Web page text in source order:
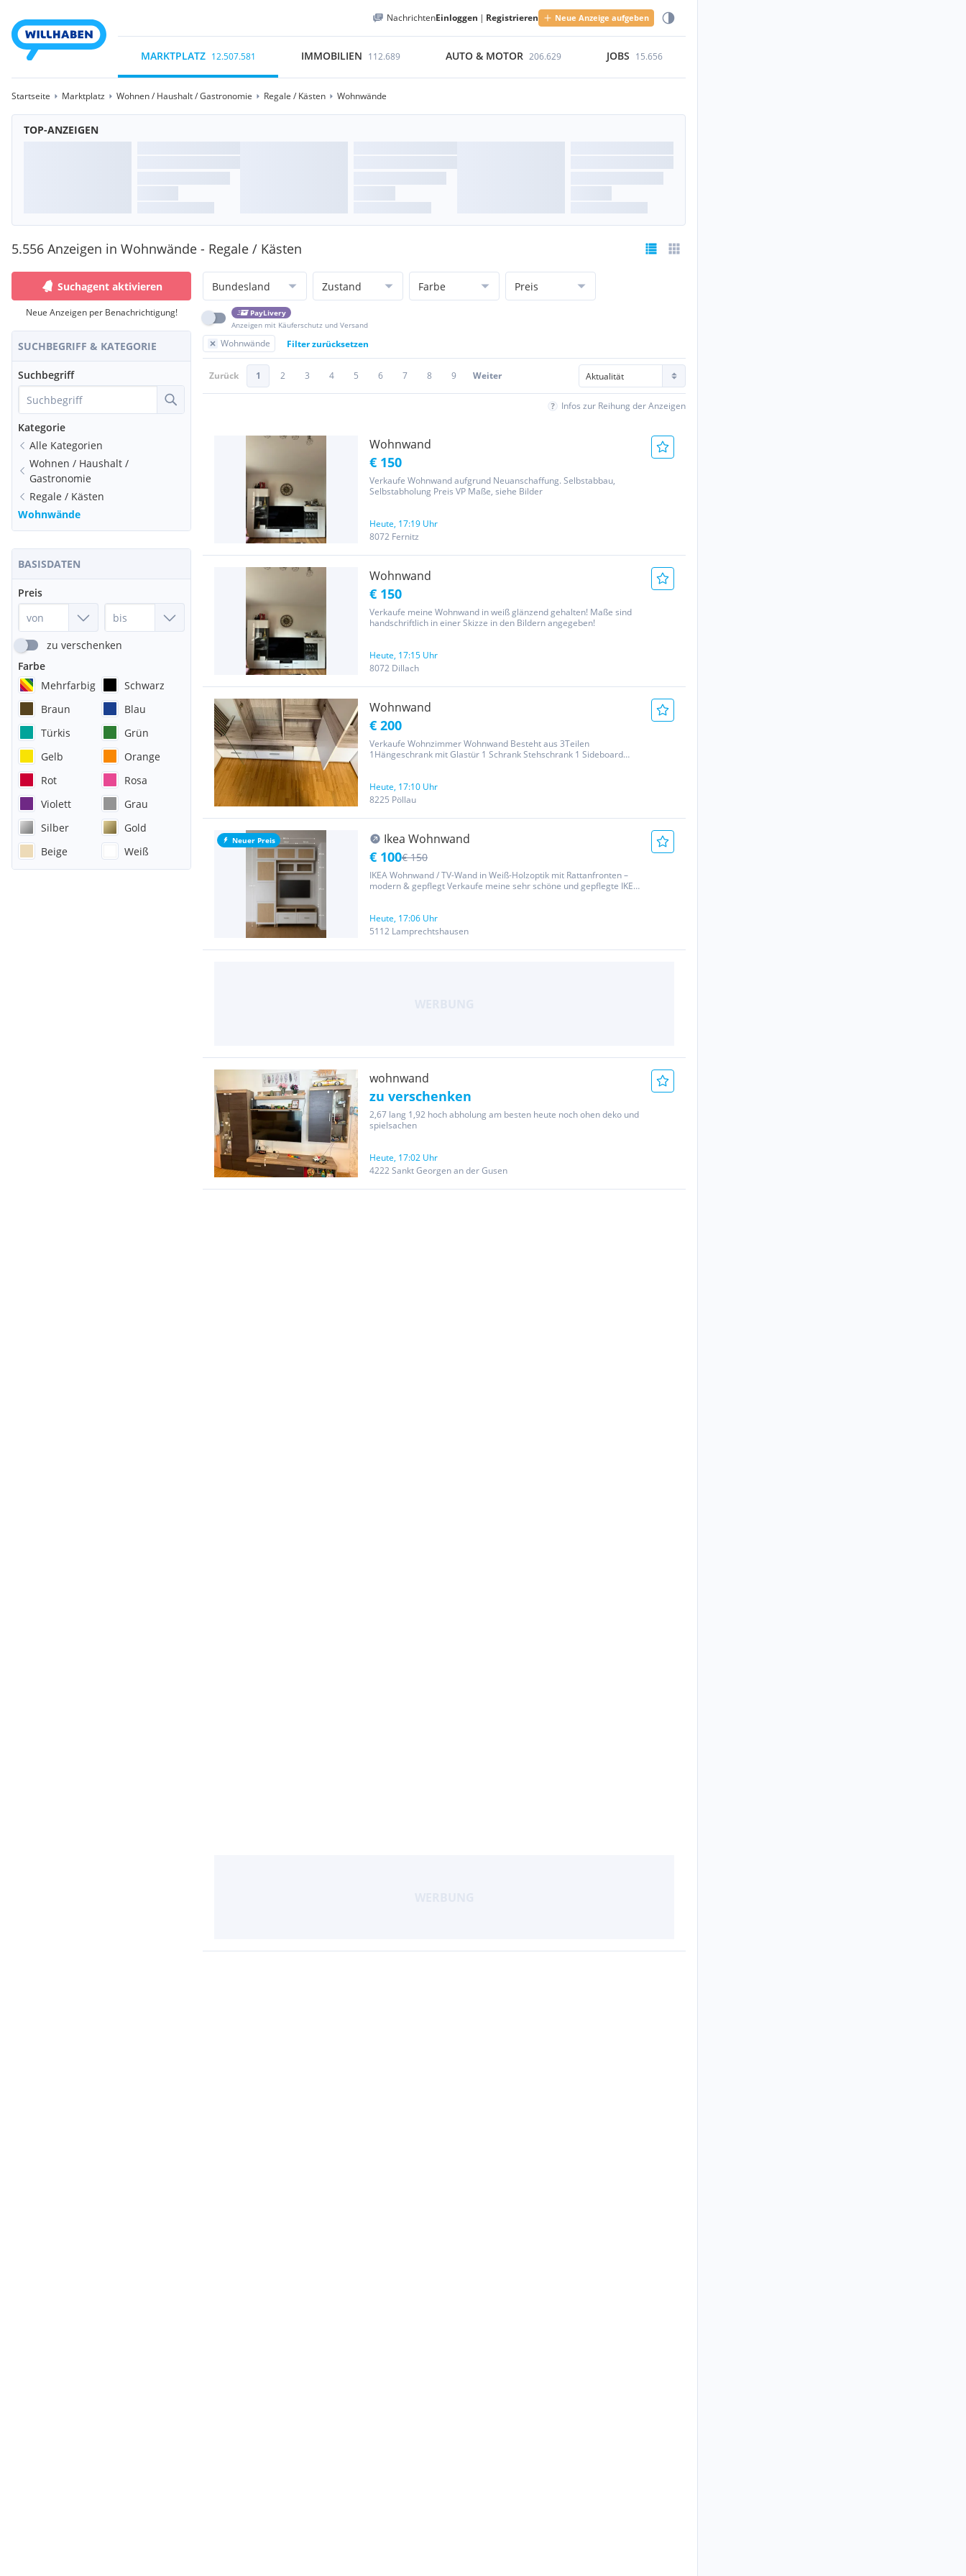
NachrichtenEinloggen | Registrieren Neue Anzeige aufgeben
MARKTPLATZ 12.507.581 IMMOBILIEN 112.689 AUTO & MOTOR 206.629 JOBS 15.656
Startseite Marktplatz Wohnen / Haushalt / Gastronomie Regale / Kästen Wohnwände
TOP-ANZEIGEN
5.556 Anzeigen in Wohnwände - Regale / Kästen
Suchagent aktivieren
Neue Anzeigen per Benachrichtigung!
SUCHBEGRIFF & KATEGORIE
Suchbegriff
Kategorie
Alle Kategorien
Wohnen / Haushalt /
Gastronomie
Regale / Kästen
Wohnwände
BASISDATEN
Preis
zu verschenken
Farbe
Mehrfarbig
Schwarz
Braun
Blau
Türkis
Grün
Gelb
Orange
Rot
Rosa
Violett
Grau
Silber
Gold
Beige
Weiß
Bundesland Zustand Farbe Preis
PayLivery
Anzeigen mit Käuferschutz und Versand
Wohnwände Filter zurücksetzen
Zurück 1 2 3 4 5 6 7 8 9 Weiter
Infos zur Reihung der Anzeigen
Wohnwand
€ 150
Verkaufe Wohnwand aufgrund Neuanschaffung. Selbstabbau,
Selbstabholung Preis VP Maße, siehe Bilder
Heute, 17:19 Uhr
8072 Fernitz
Wohnwand
€ 150
Verkaufe meine Wohnwand in weiß glänzend gehalten! Maße sind
handschriftlich in einer Skizze in den Bildern angegeben!
Heute, 17:15 Uhr
8072 Dillach
Wohnwand
€ 200
Verkaufe Wohnzimmer Wohnwand Besteht aus 3Teilen
1Hängeschrank mit Glastür 1 Schrank Stehschrank 1 Sideboard
Heute, 17:10 Uhr
8225 Pöllau
Neuer Preis Ikea Wohnwand
€ 100€ 150
IKEA Wohnwand / TV-Wand in Weiß-Holzoptik mit Rattanfronten –
modern & gepflegt Verkaufe meine sehr schöne und gepflegte IKEA
ideal für...
Heute, 17:06 Uhr
5112 Lamprechtshausen
wohnwand
zu verschenken
2,67 lang 1,92 hoch abholung am besten heute noch ohen deko und
spielsachen
Heute, 17:02 Uhr
4222 Sankt Georgen an der Gusen